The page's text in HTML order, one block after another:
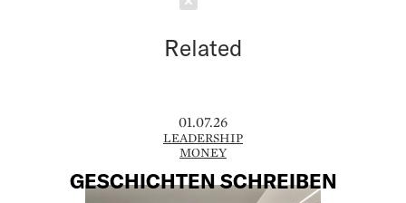
Related
01.07.26
LEADERSHIP
MONEY
GESCHICHTEN SCHREIBEN